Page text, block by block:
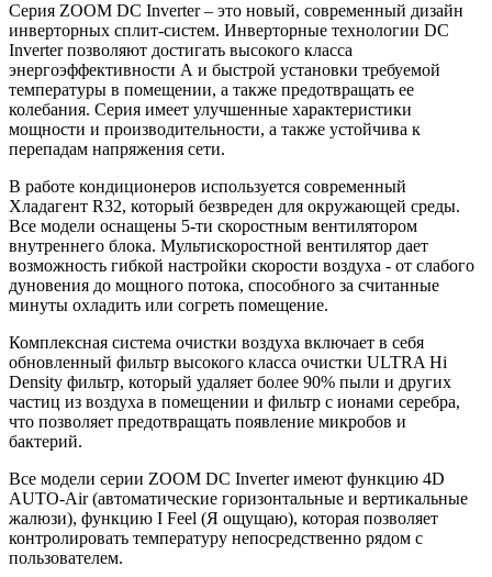
Серия ZOOM DC Inverter – это новый, современный дизайн
инверторных сплит-систем. Инверторные технологии DC
Inverter позволяют достигать высокого класса
энергоэффективности А и быстрой установки требуемой
температуры в помещении, а также предотвращать ее
колебания. Серия имеет улучшенные характеристики
мощности и производительности, а также устойчива к
перепадам напряжения сети.
В работе кондиционеров используется современный
Хладагент R32, который безвреден для окружающей среды.
Все модели оснащены 5-ти скоростным вентилятором
внутреннего блока. Мультискоростной вентилятор дает
возможность гибкой настройки скорости воздуха - от слабого
дуновения до мощного потока, способного за считанные
минуты охладить или согреть помещение.
Комплексная система очистки воздуха включает в себя
обновленный фильтр высокого класса очистки ULTRA Hi
Density фильтр, который удаляет более 90% пыли и других
частиц из воздуха в помещении и фильтр с ионами серебра,
что позволяет предотвращать появление микробов и
бактерий.
Все модели серии ZOOM DC Inverter имеют функцию 4D
AUTO-Air (автоматические горизонтальные и вертикальные
жалюзи), функцию I Feel (Я ощущаю), которая позволяет
контролировать температуру непосредственно рядом с
пользователем.